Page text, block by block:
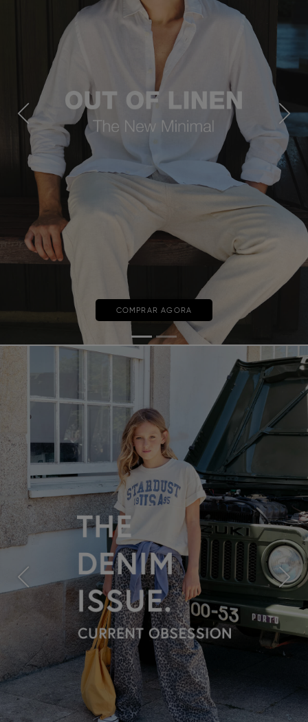
COMPRAR AGORA
Previous Next
Previous Next